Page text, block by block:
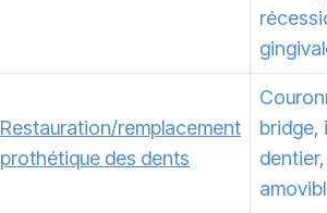
Restauration/remplacement
prothétique des dents
bridge,